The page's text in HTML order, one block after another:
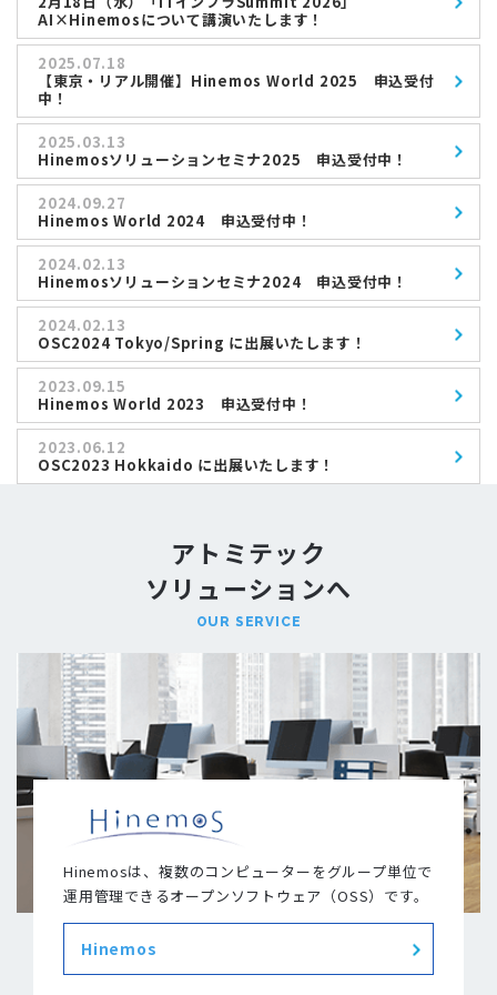
AI×Hinemosについて講演いたします！
2025.07.18
【東京・リアル開催】Hinemos World 2025 申込受付
中！
2025.03.13
Hinemosソリューションセミナ2025 申込受付中！
2024.09.27
Hinemos World 2024 申込受付中！
2024.02.13
Hinemosソリューションセミナ2024 申込受付中！
2024.02.13
OSC2024 Tokyo/Spring に出展いたします！
2023.09.15
Hinemos World 2023 申込受付中！
2023.06.12
OSC2023 Hokkaido に出展いたします！
アトミテック
ソリューションへ
OUR SERVICE
Hinemosは、複数のコンピューターをグループ単位で
運用管理できるオープンソフトウェア（OSS）です。
Hinemos